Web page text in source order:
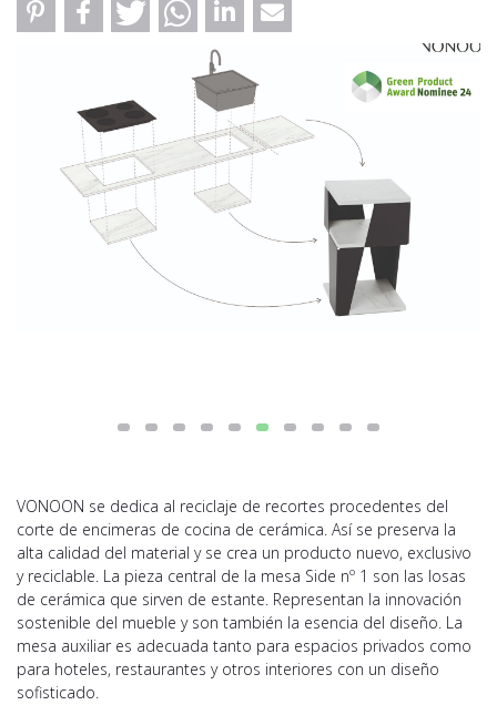
VONOON se dedica al reciclaje de recortes procedentes del
corte de encimeras de cocina de cerámica. Así se preserva la
alta calidad del material y se crea un producto nuevo, exclusivo
y reciclable. La pieza central de la mesa Side nº 1 son las losas
de cerámica que sirven de estante. Representan la innovación
sostenible del mueble y son también la esencia del diseño. La
mesa auxiliar es adecuada tanto para espacios privados como
para hoteles, restaurantes y otros interiores con un diseño
sofisticado.